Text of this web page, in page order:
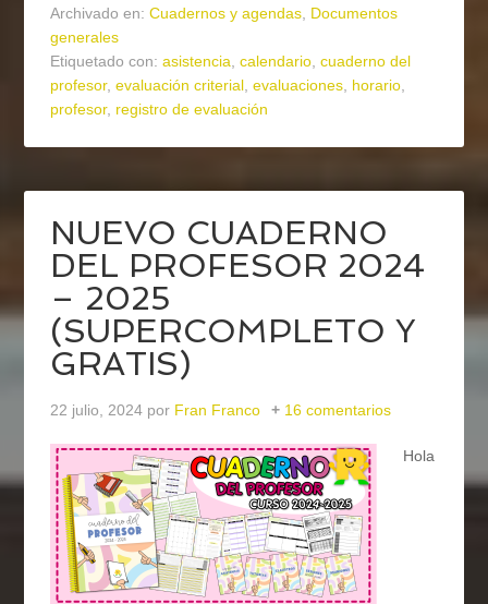
Archivado en:Cuadernos y agendas, Documentos
generales
Etiquetado con:asistencia,calendario,cuaderno del
profesor,evaluación criterial,evaluaciones, horario,
profesor, registro de evaluación
NUEVO CUADERNO
DEL PROFESOR 2024
– 2025
(SUPERCOMPLETO Y
GRATIS)
22 julio, 2024 por Fran Franco 16 comentarios
Hola